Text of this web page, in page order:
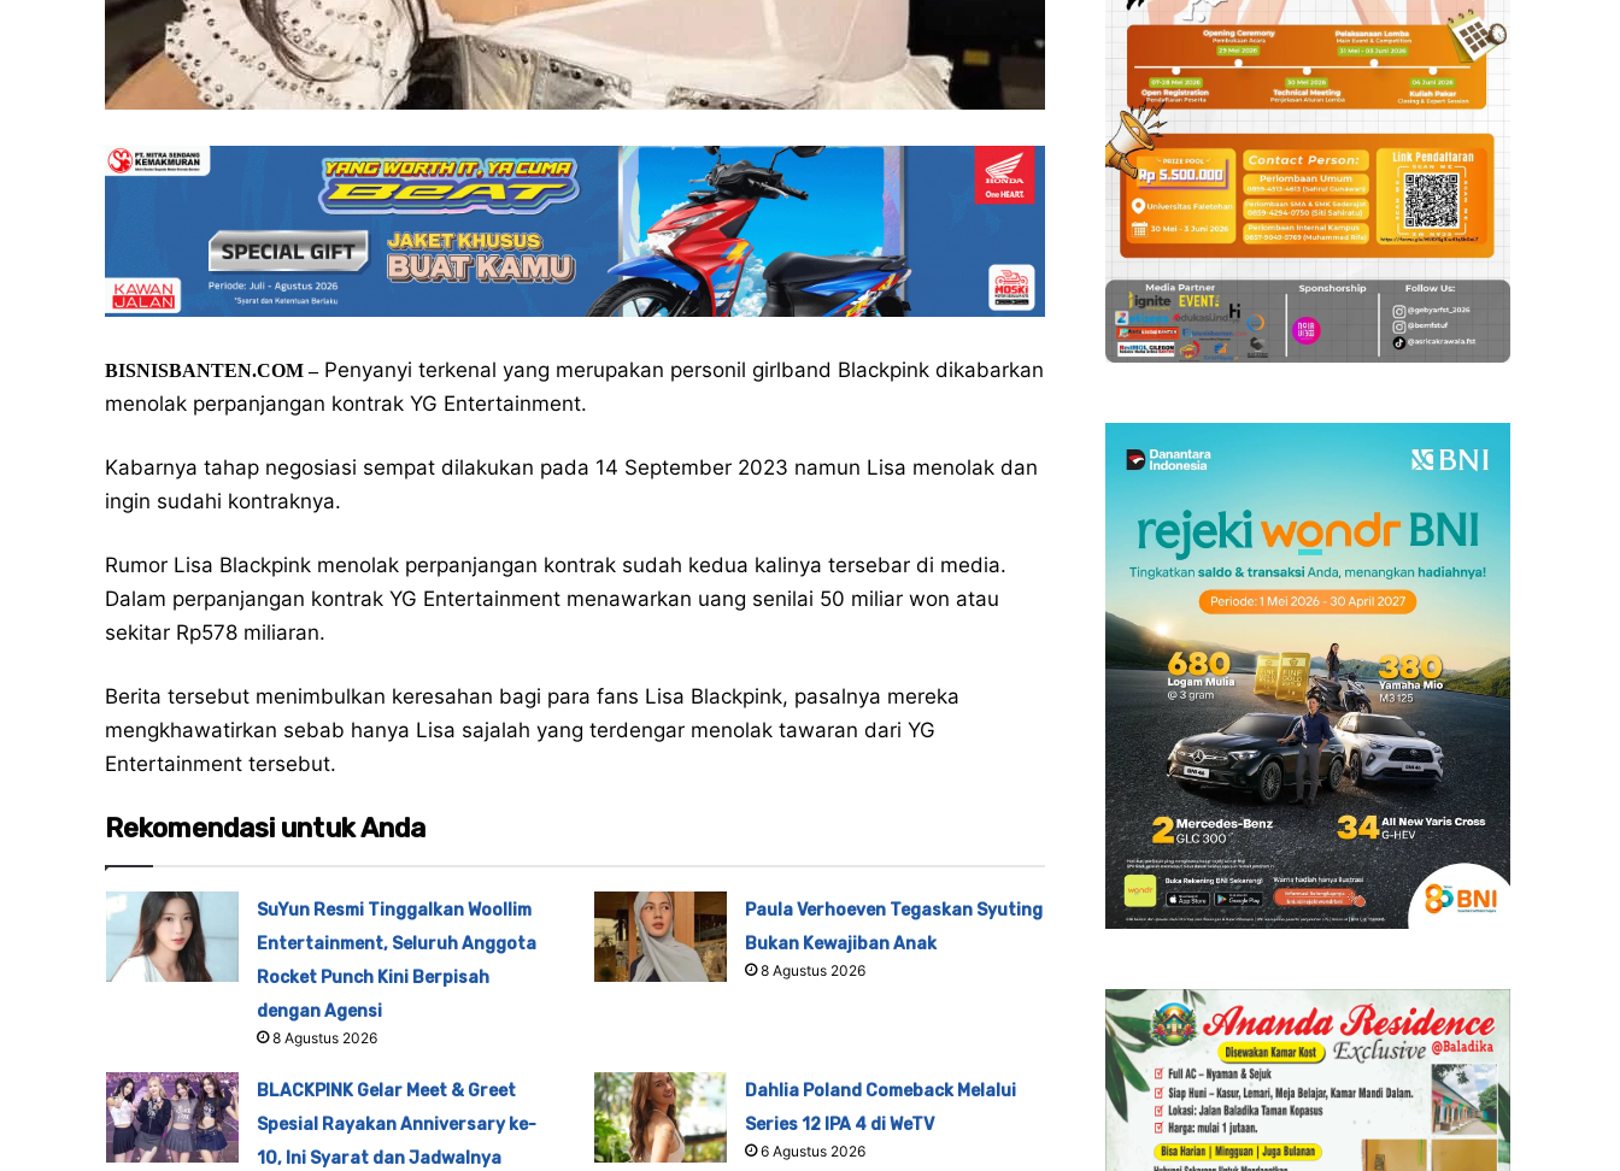
BISNISBANTEN.COM –Penyanyi terkenal yang merupakan personil girlband Blackpink dikabarkan
menolak perpanjangan kontrak YG Entertainment.
Kabarnya tahap negosiasi sempat dilakukan pada 14 September 2023 namun Lisa menolak dan
ingin sudahi kontraknya.
Rumor Lisa Blackpink menolak perpanjangan kontrak sudah kedua kalinya tersebar di media.
Dalam perpanjangan kontrak YG Entertainment menawarkan uang senilai 50 miliar won atau
sekitar Rp578 miliaran.
Berita tersebut menimbulkan keresahan bagi para fans Lisa Blackpink, pasalnya mereka
mengkhawatirkan sebab hanya Lisa sajalah yang terdengar menolak tawaran dari YG
Entertainment tersebut.
Rekomendasi untuk Anda
SuYun Resmi Tinggalkan Woollim
Entertainment, Seluruh Anggota
Rocket Punch Kini Berpisah
dengan Agensi
8 Agustus 2026
Paula Verhoeven Tegaskan Syuting
Bukan Kewajiban Anak
8 Agustus 2026
BLACKPINK Gelar Meet & Greet
Spesial Rayakan Anniversary ke-
10, Ini Syarat dan Jadwalnya
Dahlia Poland Comeback Melalui
Series 12 IPA 4 di WeTV
6 Agustus 2026